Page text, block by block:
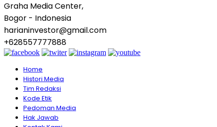
Graha Media Center,
Bogor - Indonesia
harianinvestor@gmail.com
+628557777888
Home
Histori Media
Tim Redaksi
Kode Etik
Pedoman Media
Hak Jawab